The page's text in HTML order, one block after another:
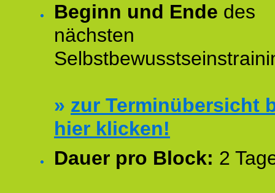
Beginn und Ende des
nächsten
» zur Terminübersicht
hier klicken!
Dauer pro Block: 2